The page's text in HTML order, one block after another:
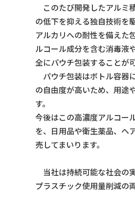
このたび開発したアルミ
の低下を抑える独自技術を
アルカリへの耐性を備えた
ルコール成分を含む消毒液
全にパウチ包装することが
パウチ包装はボトル容器
の自由度が高いため、用途
す。
今後はこの高濃度アルコー
を、日用品や衛生薬品、ヘ
売してまいります。
当社は持続可能な社会の
プラスチック使用量削減の